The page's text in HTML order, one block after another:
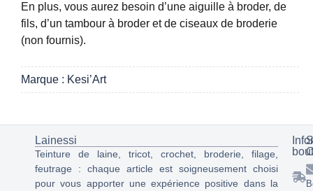
En plus, vous aurez besoin d’une aiguille à broder, de
fils, d’un tambour à broder et de ciseaux de broderie
(non fournis).
Marque : Kesi’Art
Lainessi
Teinture de laine, tricot, crochet, broderie, filage,
feutrage : chaque article est soigneusement choisi
pour vous apporter une expérience positive dans la